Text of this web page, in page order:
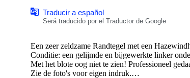
Traducir a español
Será traducido por el Traductor de Google
Een zeer zeldzame Randtegel met een
Conditie: een gelijmde en bijgewerkte linker
Met het blote oog niet te zien! Professioneel
Zie de foto's voor eigen indruk.